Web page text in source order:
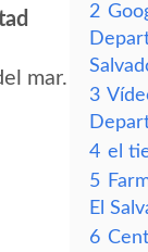
mar.
2
3
4 el
5
El
6